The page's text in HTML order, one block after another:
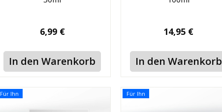
6,99 €
In den Warenkorb
14,95 €
In den Warenkorb
Für Ihn Für Ihn